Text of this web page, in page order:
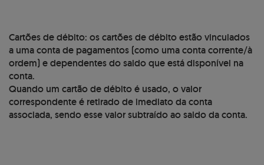
Cartões de débito: os cartões de débito estão vinculados
a uma conta de pagamentos (como uma conta corrente/à
ordem) e dependentes do saldo que está disponível na
conta.
Quando um cartão de débito é usado, o valor
correspondente é retirado de imediato da conta
associada, sendo esse valor subtraído ao saldo da conta.